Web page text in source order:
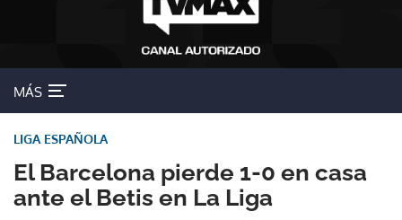
MÁS
El Barcelona pierde 1-0 en casa
ante el Betis en La Liga
LIGA ESPAÑOLA